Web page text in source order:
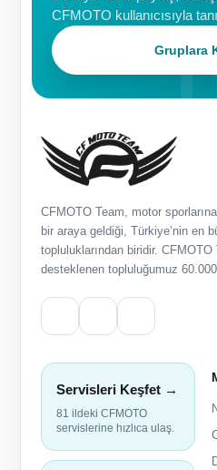
CFMOTO kullanıcısıyla
Gruplara
CFMOTO Team, motor
bir araya geldiği, Türkiye’nin en
topluluklarından biridir.
desteklenen topluluğumuz
Servisleri Keşfet →
81 ildeki CFMOTO
servislerine hızlıca ulaş.